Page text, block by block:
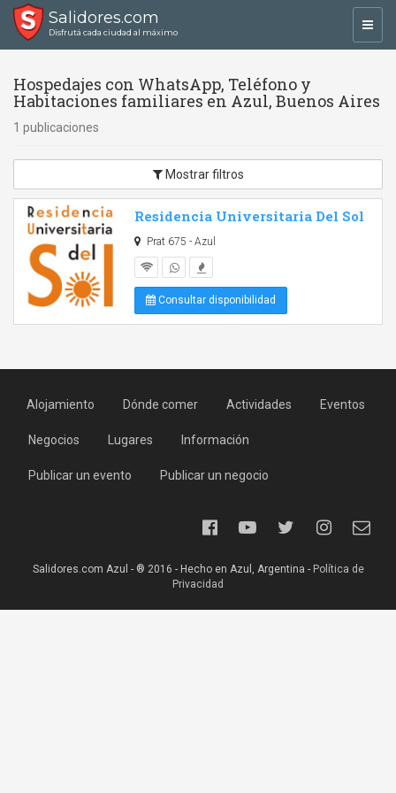
Salidores.com
Disfrutá cada ciudad al máximo
Hospedajes con WhatsApp, Teléfono y
Habitaciones familiares en Azul, Buenos Aires
1 publicaciones
Mostrar filtros
Residencia Universitaria Del Sol
Prat 675 - Azul
Consultar disponibilidad
Alojamiento Dónde comer Actividades Eventos
Negocios Lugares Información
Publicar un evento Publicar un negocio
Salidores.com Azul - ® 2016 - Hecho en Azul, Argentina - Política de
Privacidad